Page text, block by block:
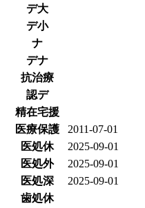
デ大
デ小
ナ
デナ
抗治療
認デ
精在宅援
医療保護
2011-07-01
医処休
2025-09-01
医処外
2025-09-01
医処深
2025-09-01
歯処休